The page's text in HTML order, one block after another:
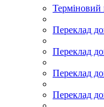
Терміновий
Переклад
Переклад
Переклад
Переклад